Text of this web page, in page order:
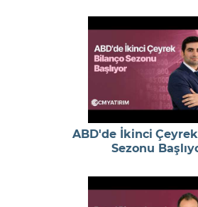
ABD'de İkinci
Sezonu